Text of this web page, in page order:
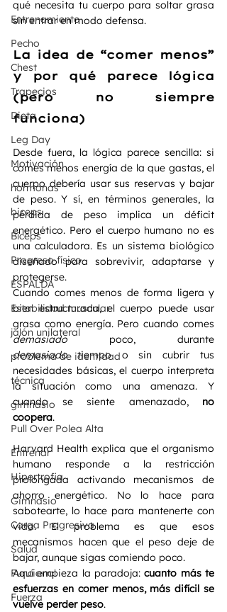
Entrenamiento
Pecho
Chest
Trapecios
Dieta
Leg Day
Motivación
hormonas
biceps
Bíceps
Progreso físico
ESPALDA
Estabilidad muscular
jalón unilateral
problema de identidad
técnica
gimnasio
Pull Over Polea Alta
Entrenar
Hipertrofia
Gimnasio
Carga Progresiva
Salud
Funcional
Fuerza
qué necesita tu cuerpo para soltar grasa
sin entrar en modo defensa.
La idea de “comer menos”
y por qué parece lógica
(pero no siempre
funciona)
Desde fuera, la lógica parece sencilla: si
comes menos energía de la que gastas, el
cuerpo debería usar sus reservas y bajar
de peso. Y sí, en términos generales, la
pérdida de peso implica un déficit
energético. Pero el cuerpo humano no es
una calculadora. Es un sistema biológico
diseñado para sobrevivir, adaptarse y
protegerse.
Cuando comes menos de forma ligera y
bien estructurada, el cuerpo puede usar
demasiado
demasiado tiempo o sin cubrir tus
necesidades básicas, el cuerpo interpreta
la situación como una amenaza. Y
cuando se siente amenazado, no
coopera.
Harvard Health explica que el organismo
humano responde a la restricción
prolongada activando mecanismos de
ahorro energético. No lo hace para
sabotearte, lo hace para mantenerte con
vida. El problema es que esos
mecanismos hacen que el peso deje de
bajar, aunque sigas comiendo poco.
Aquí empieza la paradoja: cuanto más te
esfuerzas en comer menos, más difícil se
vuelve perder peso.